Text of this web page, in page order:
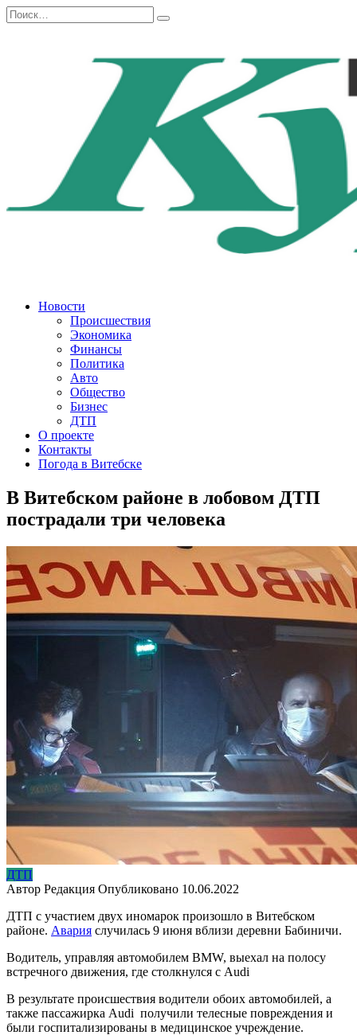
Перейти
к
Search
for:
Новости
Происшествия
Экономика
Финансы
Политика
Авто
Общество
Бизнес
ДТП
О проекте
Контакты
Погода в Витебске
В Витебском районе в лобовом ДТП
пострадали три человека
ДТП
Автор Редакция Опубликовано 10.06.2022
ДТП с участием двух иномарок произошло в Витебском
районе. Авария случилась 9 июня вблизи деревни Бабиничи.
Водитель, управляя автомобилем BMW, выехал на полосу
встречного движения, где столкнулся с Audi
В результате происшествия водители обоих автомобилей, а
также пассажирка Audi получили телесные повреждения и
были госпитализированы в медицинское учреждение.